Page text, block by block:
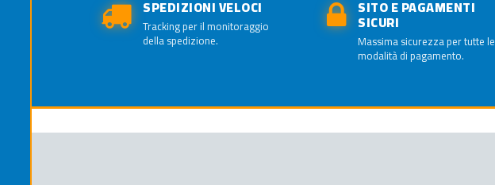
SPEDIZIONI VELOCI
Tracking per il monitoraggio
della spedizione.
SITO E PAGAMENTI
SICURI
Massima sicurezza per tutte le
modalità di pagamento.